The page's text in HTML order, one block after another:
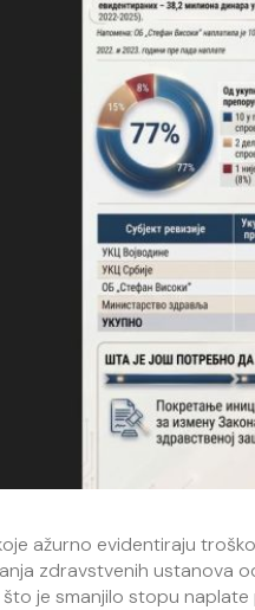
ažurno evidentiraju
zdravstvenih ustanova
je smanjilo stopu